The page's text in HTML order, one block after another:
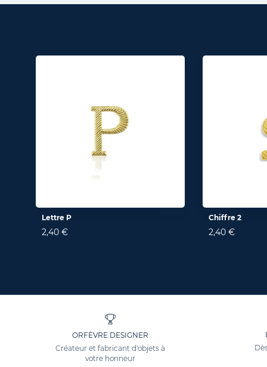
Lettre P
2,40 €
Chiffre 2
2,40 €
ORFÈVRE DESIGNER
Créateur et fabricant d'objets à
votre honneur